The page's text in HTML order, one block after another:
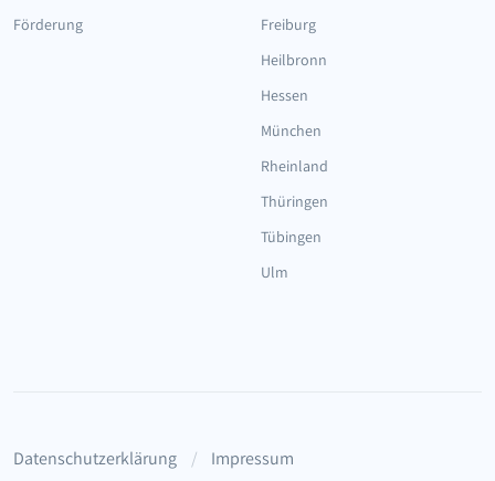
Förderung
Freiburg
Heilbronn
Hessen
München
Rheinland
Thüringen
Tübingen
Ulm
Datenschutzerklärung Impressum